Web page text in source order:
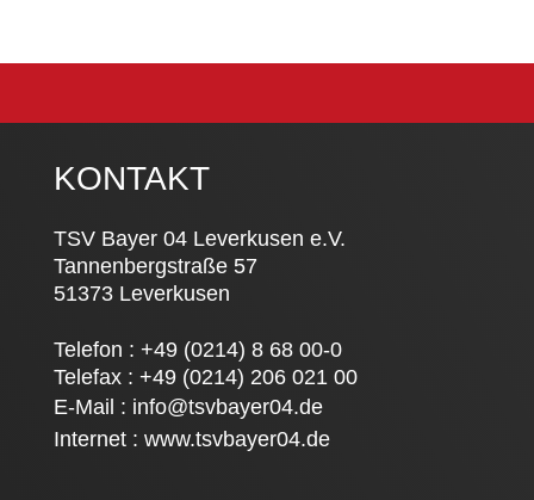
KONTAKT
TSV Bayer 04 Leverkusen e.V.
Tannenbergstraße 57
51373 Leverkusen
Telefon : +49 (0214) 8 68 00-0
Telefax : +49 (0214) 206 021 00
E-Mail : info@tsvbayer04.de
Internet : www.tsvbayer04.de